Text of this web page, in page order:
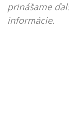
prinášame
informácie.